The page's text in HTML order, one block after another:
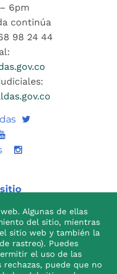
6pm
continúa
98 24 44
Twitter
Algunas de ellas
del sitio, mientras
sitio web y también la
rastreo). Puedes
el uso de las
rechazas, puede que no